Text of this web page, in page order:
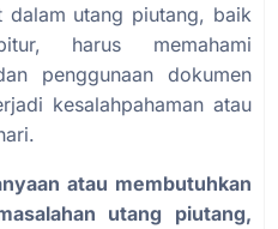
utang piutang, baik
harus memahami
penggunaan dokumen
kesalahpahaman atau
atau membutuhkan
utang piutang,